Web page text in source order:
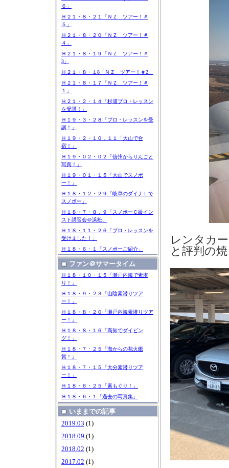
６」
Ｈ２１・８・２１「ＮＺ ツアー！＃
５」
Ｈ２１・８・２０「ＮＺ ツアー！＃
４」
Ｈ２１・８・１９「ＮＺ ツアー！＃
3」
Ｈ２１・８・１8「ＮＺ ツアー！＃2」
Ｈ２１・８・１７「ＮＺ ツアー！＃
１」
Ｈ２１・２・１４「杉浦プロ・レッスン
を受講！」
Ｈ１９・３・２８「プロ・レッスンを受
講！」
Ｈ１９・２・１０，１１「大山で合
宿！」
Ｈ１９・０２・０２「信州からりんごと
写真！」
Ｈ１９・０１・１５「大山でスノボ
ー！」
Ｈ１８・１２・２９「岐阜のダイナＬで
スノボー」
Ｈ１８・７・８，９「スノボーＣ級イン
スト講習会＠浜松」
Ｈ１８・１１・２６「プロ・レッスンを
受けました！」
Ｈ１８・６・１「スノボーご紹介」
ファン＠サマータイム
Ｈ１８・１０・１５「瀬戸内海で素潜
り！」
Ｈ１８・９・２３「山陰素潜りツア
ー！」
Ｈ１８・８・２０「瀬戸内海素潜りツア
ー！」
Ｈ１８・８・１６「高知でダイビン
グ！」
Ｈ１８・７・２５「海からの花火鑑
賞！」
Ｈ１８・７・１５「大分素潜りツア
ー！」
Ｈ１８・６・２５「素もぐり！」
Ｈ１８・６・１「過去の写真集」
いままでの記事
2019.03 (1)
2018.09 (1)
2018.02 (1)
2017.02 (1)
レンタカ
と評判の